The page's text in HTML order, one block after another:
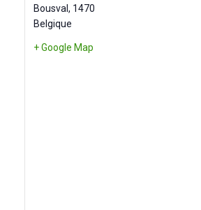
Bousval , 1470
Belgique
+ Google Map